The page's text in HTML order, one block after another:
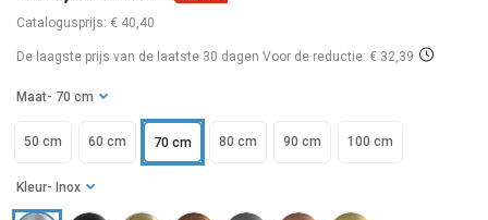
Catalogusprijs: € 40,40
De laagste prijs van de laatste 30 dagen Voor de reductie: € 32,39
Maat - 70 cm
50 cm 60 cm 70 cm 80 cm 90 cm 100 cm
Kleur - Inox